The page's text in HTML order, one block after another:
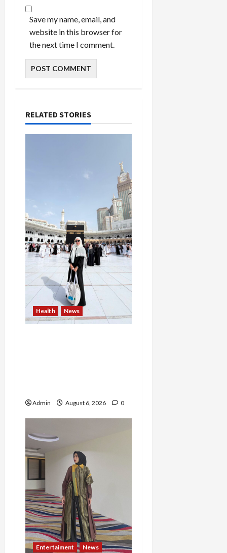
Save my name, email, and
website in this browser for
the next time I comment.
RELATED STORIES
Health News
Admin August 6, 2026 0
Entertaiment News